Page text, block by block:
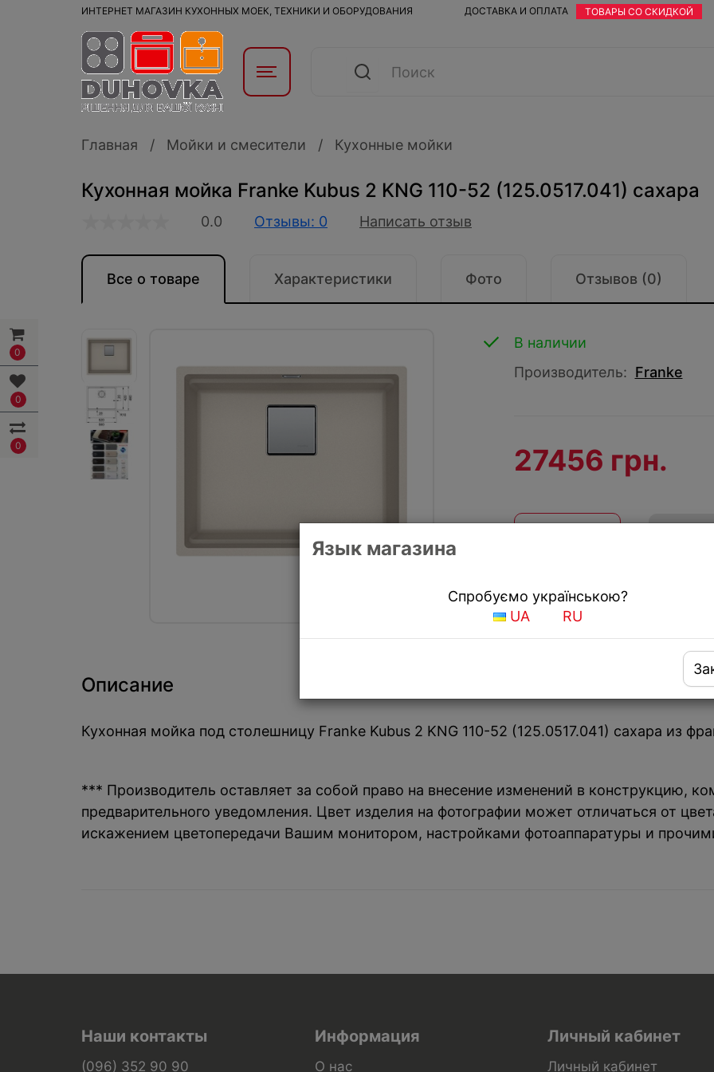
0
0
0
ИНТЕРНЕТ МАГАЗИН КУХОННЫХ МОЕК, ТЕХНИКИ И ОБОРУДОВАНИЯ ДОСТАВКА И ОПЛАТА ТОВАРЫ СО СКИДКОЙ
Главная Мойки и смесители Кухонные мойки
Кухонная мойка Franke Kubus 2 KNG 110-52 (125.0517.041) сахара
0.0 Отзывы: 0 Написать отзыв
Все о товаре Характеристики Фото Отзывов (0)
Язык магазина
Спробуємо українською?
UA
RU
В наличии
Производитель: Franke
27456 грн.
Получить скидку
Описание
Кухонная мойка под столешницу Franke Kubus 2 KNG 110-52 (125.0517.041) сахара из
*** Производитель оставляет за собой право на внесение изменений в конструкцию,
предварительного уведомления. Цвет изделия на фотографии может отличаться от
искажением цветопередачи Вашим монитором, настройками фотоаппаратуры и
Наши контакты
(096) 352 90 90
Информация
О нас
Личный кабинет
Личный кабинет